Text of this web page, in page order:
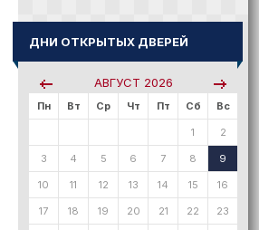
ДНИ ОТКРЫТЫХ ДВЕРЕЙ
АВГУСТ 2026
Пн Вт Ср Чт Пт Сб Вс
1 2
3 4 5 6 7 8 9
10 11 12 13 14 15 16
17 18 19 20 21 22 23